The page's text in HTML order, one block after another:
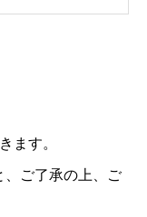
必要です。
ます。
、ご了承の上、ご